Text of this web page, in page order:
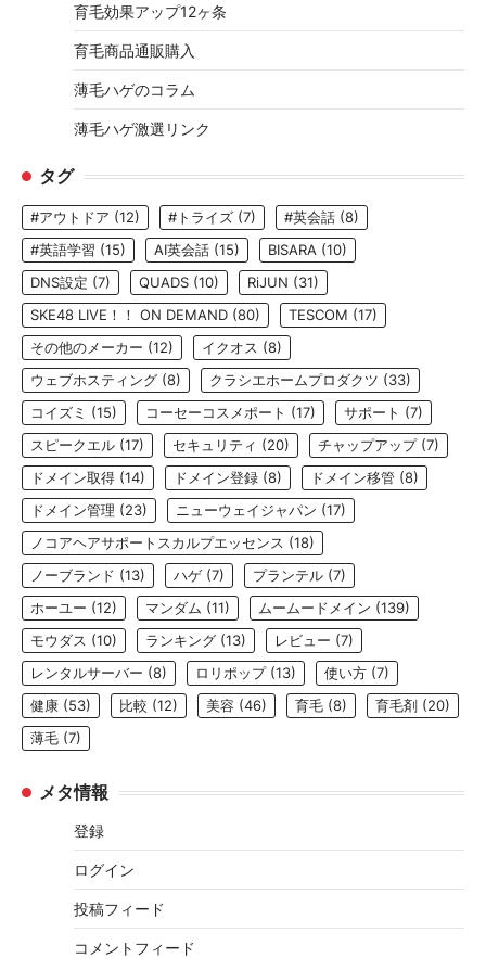
育毛効果アップ12ヶ条
育毛商品通販購入
薄毛ハゲのコラム
薄毛ハゲ激選リンク
タグ
#アウトドア (12) #トライズ (7) #英会話 (8)
#英語学習 (15) AI英会話 (15) BISARA (10)
DNS設定 (7) QUADS (10) RiJUN (31)
SKE48 LIVE！！ ON DEMAND (80) TESCOM (17)
その他のメーカー (12) イクオス (8)
ウェブホスティング (8) クラシエホームプロダクツ (33)
コイズミ (15) コーセーコスメポート (17) サポート (7)
スピークエル (17) セキュリティ (20) チャップアップ(7)
ドメイン取得 (14) ドメイン登録 (8) ドメイン移管 (8)
ドメイン管理 (23) ニューウェイジャパン (17)
ノコアヘアサポートスカルプエッセンス (18)
ノーブランド (13) ハゲ (7) プランテル (7)
ホーユー (12) マンダム (11) ムームードメイン (139)
モウダス (10) ランキング (13) レビュー (7)
レンタルサーバー (8) ロリポップ(13) 使い方 (7)
健康 (53) 比較 (12) 美容 (46) 育毛 (8) 育毛剤 (20)
薄毛 (7)
メタ情報
登録
ログイン
投稿フィード
コメントフィード